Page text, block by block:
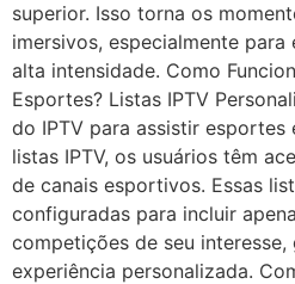
superior. Isso torna os
imersivos, especialmente
alta intensidade. Como
Esportes? Listas IPTV
do IPTV para assistir esportes
listas IPTV, os usuários têm
de canais esportivos. Essas
configuradas para incluir
competições de seu interesse,
experiência personalizada.